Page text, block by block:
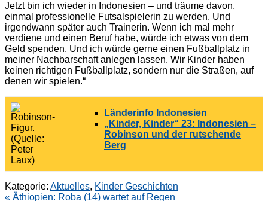
Jetzt bin ich wieder in Indonesien – und träume davon,
einmal professionelle Futsalspielerin zu werden. Und
irgendwann später auch Trainerin. Wenn ich mal mehr
verdiene und einen Beruf habe, würde ich etwas von dem
Geld spenden. Und ich würde gerne einen Fußballplatz in
meiner Nachbarschaft anlegen lassen. Wir Kinder haben
keinen richtigen Fußballplatz, sondern nur die Straßen, auf
denen wir spielen.“
Länderinfo Indonesien
„Kinder, Kinder“ 23: Indonesien –
Robinson und der rutschende
Berg
Kategorie: Aktuelles, Kinder Geschichten
« Äthiopien: Roba (14) wartet auf Regen